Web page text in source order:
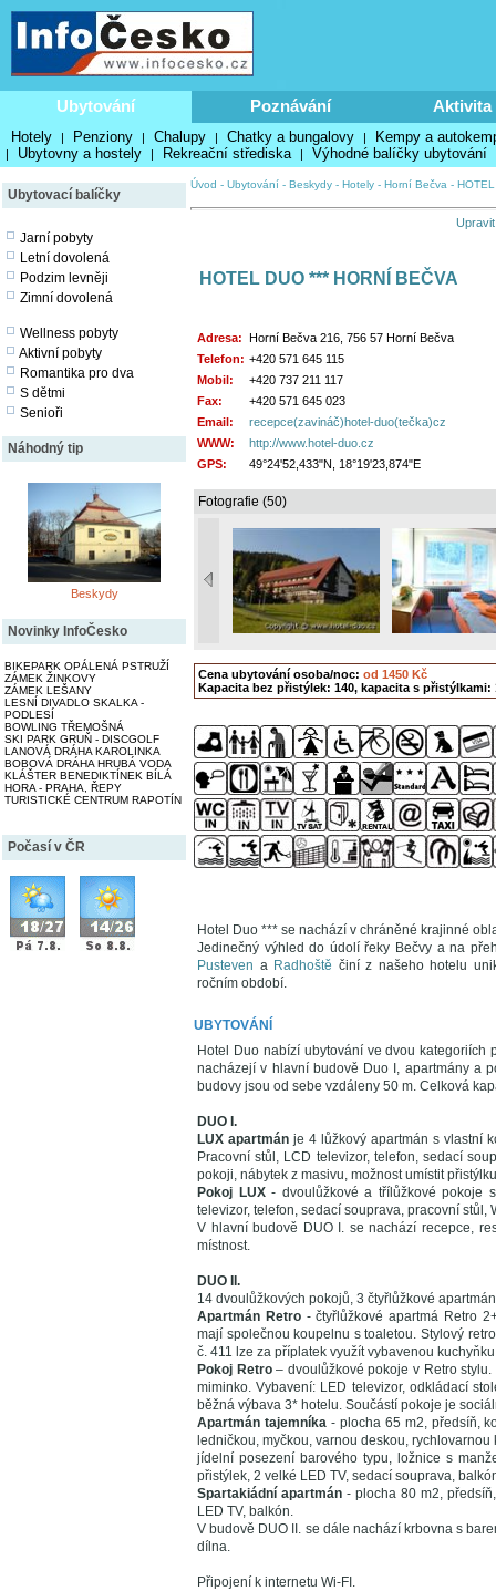
Ubytování Poznávání Aktivita
Hotely | Penziony | Chalupy | Chatky a bungalovy | Kempy a
| Ubytovny a hostely | Rekreační střediska | Výhodné balíčky ubytování
Ubytovací balíčky
Jarní pobyty
Letní dovolená
Podzim levněji
Zimní dovolená
Wellness pobyty
Aktivní pobyty
Romantika pro dva
S dětmi
Senioři
Náhodný tip
Beskydy
Novinky InfoČesko
BIKEPARK OPÁLENÁ PSTRUŽÍ
ZÁMEK ŽINKOVY
ZÁMEK LEŠANY
LESNÍ DIVADLO SKALKA -
PODLESÍ
BOWLING TŘEMOŠNÁ
SKI PARK GRUŇ - DISCGOLF
LANOVÁ DRÁHA KAROLINKA
BOBOVÁ DRÁHA HRUBÁ VODA
KLÁŠTER BENEDIKTÍNEK BÍLÁ
HORA - PRAHA, ŘEPY
TURISTICKÉ CENTRUM RAPOTÍN
Počasí v ČR
Úvod - Ubytování - Beskydy - Hotely - Horní Bečva -
HOTEL DUO *** HORNÍ BEČVA
Adresa: Horní Bečva 216, 756 57 Horní Bečva
Telefon: +420 571 645 115
Mobil:
+420 737 211 117
Fax:
+420 571 645 023
Email:
recepce(zavináč)hotel-duo(tečka)cz
WWW:
http://www.hotel-duo.cz
GPS:
49°24'52,433"N, 18°19'23,874"E
Fotografie (50)
Cena ubytování osoba/noc: od 1450 Kč
Kapacita bez přistýlek: 140, kapacita s přistýlkami:
Hotel Duo *** se nachází v chráněné krajinné
Jedinečný výhled do údolí řeky Bečvy a na
Pusteven a Radhoště činí z našeho hotelu
ročním období.
UBYTOVÁNÍ
Hotel Duo nabízí ubytování ve dvou
nacházejí v hlavní budově Duo I, apartmány a
budovy jsou od sebe vzdáleny 50 m. Celková
DUO I.
LUX apartmán je 4 lůžkový apartmán s vlastní
Pracovní stůl, LCD televizor, telefon, sedací
pokoji, nábytek z masivu, možnost umístit
Pokoj LUX- dvoulůžkové a třílůžkové pokoje
televizor, telefon, sedací souprava, pracovní stůl,
V hlavní budově DUO I. se nachází recepce,
místnost.
DUO II.
14 dvoulůžkových pokojů, 3 čtyřlůžkové
Apartmán Retro- čtyřlůžkové apartmá Retro
mají společnou koupelnu s toaletou. Stylový
č. 411 lze za příplatek využít vybavenou
Pokoj Retro– dvoulůžkové pokoje v Retro
miminko. Vybavení: LED televizor, odkládací
běžná výbava 3* hotelu. Součástí pokoje je
Apartmán tajemníka- plocha 65 m2, předsíň,
ledničkou, myčkou, varnou deskou,
jídelní posezení barového typu, ložnice s
přistýlek, 2 velké LED TV, sedací souprava,
Spartakiádní apartmán- plocha 80 m2,
LED TV, balkón.
V budově DUO II. se dále nachází krbovna s
dílna.
Připojení k internetu Wi-FI.